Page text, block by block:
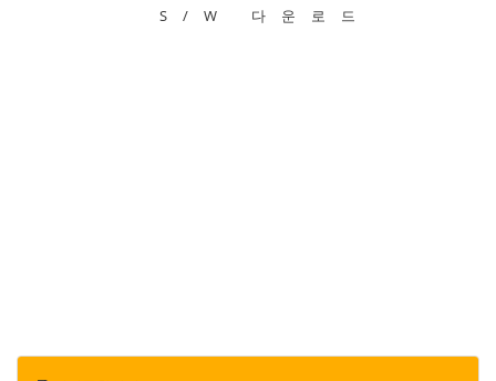
S/W 다운로드